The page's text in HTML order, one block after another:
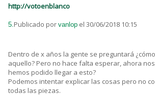
http://votoenblanco
5.Publicado por vanlop el 30/06/2018 10:15
Dentro de x años la gente se preguntará
aquello? Pero no hace falta esperar, ahora
hemos podido llegar a esto?
Podemos intentar explicar las cosas pero no
todas las piezas.